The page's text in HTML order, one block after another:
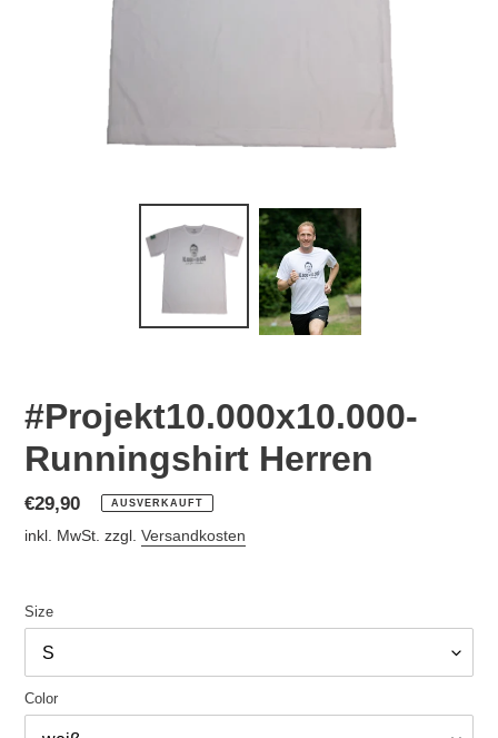
#Projekt10.000x10.000-
Runningshirt Herren
Normaler
Preis
€29,90 AUSVERKAUFT
inkl. MwSt. zzgl. Versandkosten
Size
Color